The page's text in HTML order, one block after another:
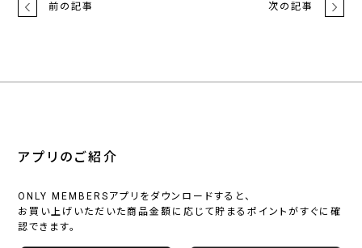
前の記事 次の記事
アプリのご紹介
ONLY MEMBERSアプリをダウンロードすると、
お買い上げいただいた商品金額に応じて貯まるポイントがすぐに確
認できます。